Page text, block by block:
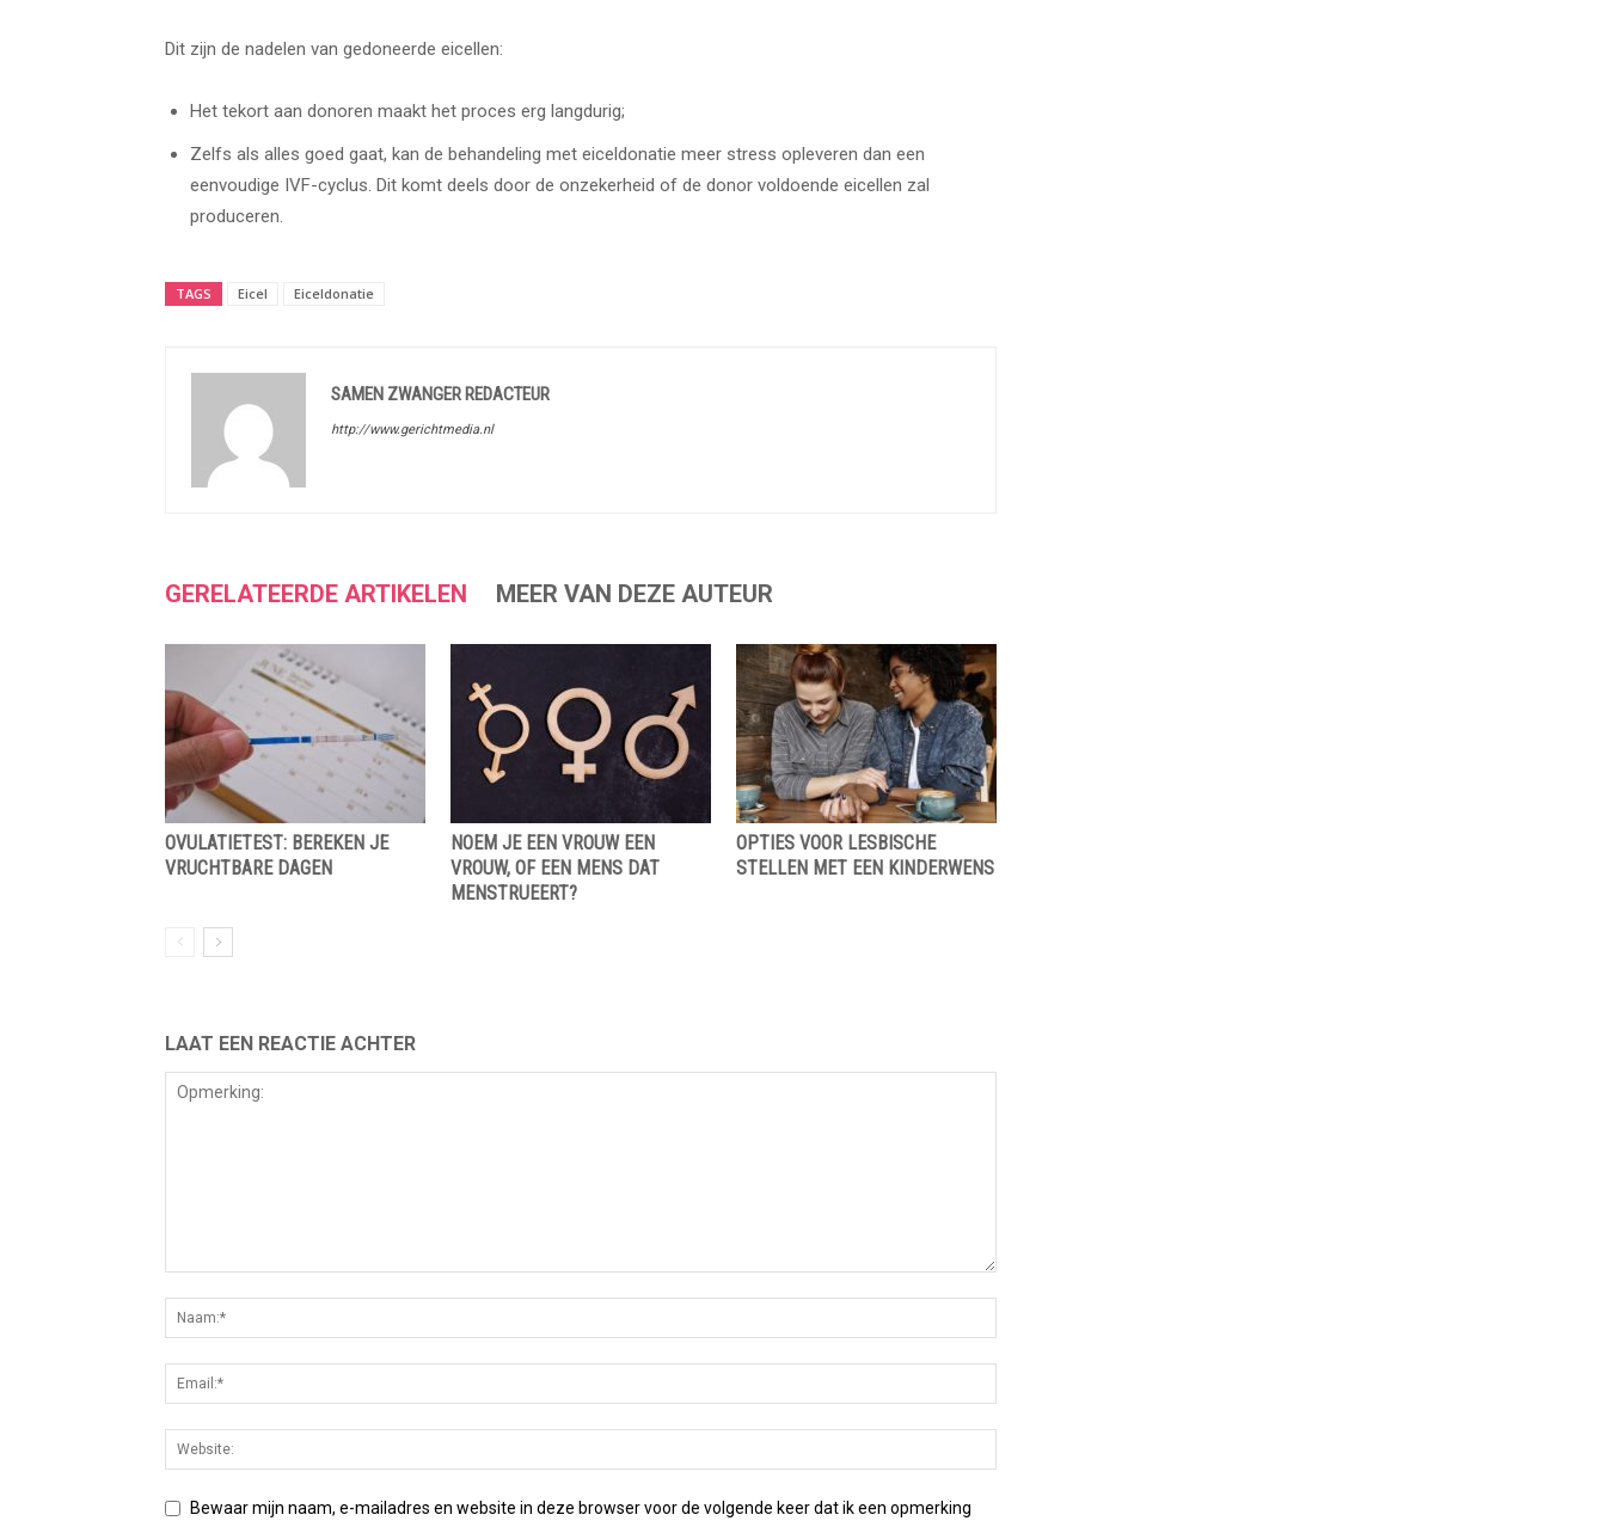
Dit zijn de nadelen van gedoneerde eicellen:
Het tekort aan donoren maakt het proces erg langdurig;
Zelfs als alles goed gaat, kan de behandeling met eiceldonatie meer stress opleveren dan een
eenvoudige IVF-cyclus. Dit komt deels door de onzekerheid of de donor voldoende eicellen zal
produceren.
TAGS Eicel Eiceldonatie
SAMEN ZWANGER REDACTEUR
http://www.gerichtmedia.nl
GERELATEERDE ARTIKELEN MEER VAN DEZE AUTEUR
OVULATIETEST: BEREKEN JE
VRUCHTBARE DAGEN
NOEM JE EEN VROUW EEN
VROUW, OF EEN MENS DAT
MENSTRUEERT?
OPTIES VOOR LESBISCHE
STELLEN MET EEN KINDERWENS
LAAT EEN REACTIE ACHTER
Bewaar mijn naam, e-mailadres en website in deze browser voor de volgende keer dat ik een opmerking